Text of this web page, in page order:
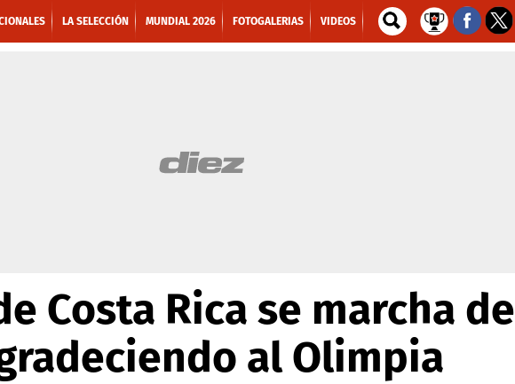
LA SELECCIÓN MUNDIAL 2026 FOTOGALERIAS VIDEOS
Costa Rica se marcha de
al Olimpia